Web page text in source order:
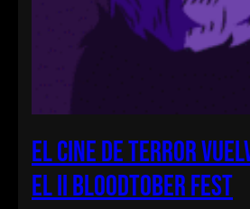
El cine de terror
el II Bloodtober Fest